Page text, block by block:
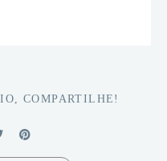
COMPARTILHE!